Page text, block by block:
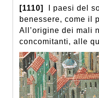
[1110]
I paesi del
benessere, come il
All’origine dei mali
concomitanti, alle